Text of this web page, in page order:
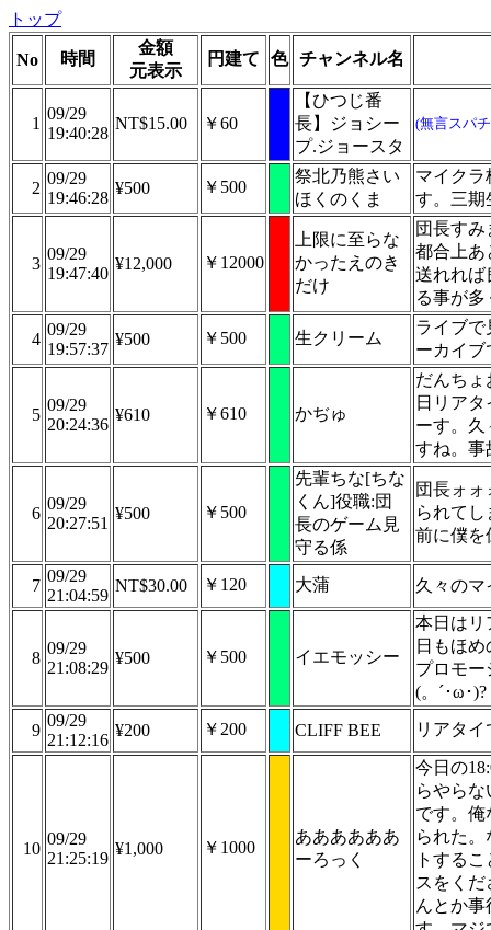
トップ
No 時間
金額
元表示
円建て 色 チャンネル名
1
09/29
19:40:28
NT$15.00 ￥60
【ひつじ番
長】ジョシー
プ.ジョースタ
(無言スパ
2
09/29
19:46:28
¥500 ￥500
祭北乃熊さい
ほくのくま
マイクラ
す。三期
3
09/29
19:47:40
¥12,000 ￥12000
上限に至らな
かったえのき
だけ
団長す
都合上
送れれば
る事が
4
09/29
19:57:37
¥500 ￥500 生クリーム
ライブで
ーカイブ
5
09/29
20:24:36
¥610 ￥610 かぢゅ
だんちょ
日リア
ーす。久
すね。
6
09/29
20:27:51
¥500 ￥500
先輩ちな[ちな
くん]役職:団
長のゲーム見
守る係
団長ォ
られて
前に僕
7
09/29
21:04:59
NT$30.00 ￥120 大蒲 久々のマ
8
09/29
21:08:29
¥500 ￥500 イエモッシー
本日はリ
日もほ
プロモー
(。´･ω･
9
09/29
21:12:16
¥200 ￥200 CLIFF BEE リアタ
10
09/29
21:25:19
¥1,000 ￥1000
ああああああ
ーろっく
今日の
らやら
です。俺
られた
トする
スをく
んとか